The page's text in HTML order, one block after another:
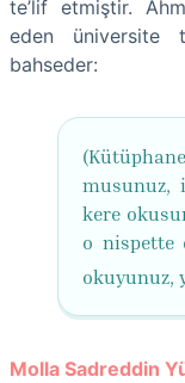
te’lif etmiştir.
eden üniversite
bahseder:
musunuz,
kere
o nispette
okuyunuz,
Molla Sadreddin